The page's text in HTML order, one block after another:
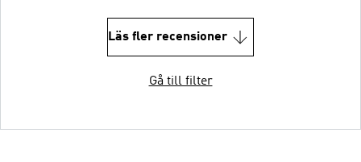
Läs fler recensioner
Gå till filter